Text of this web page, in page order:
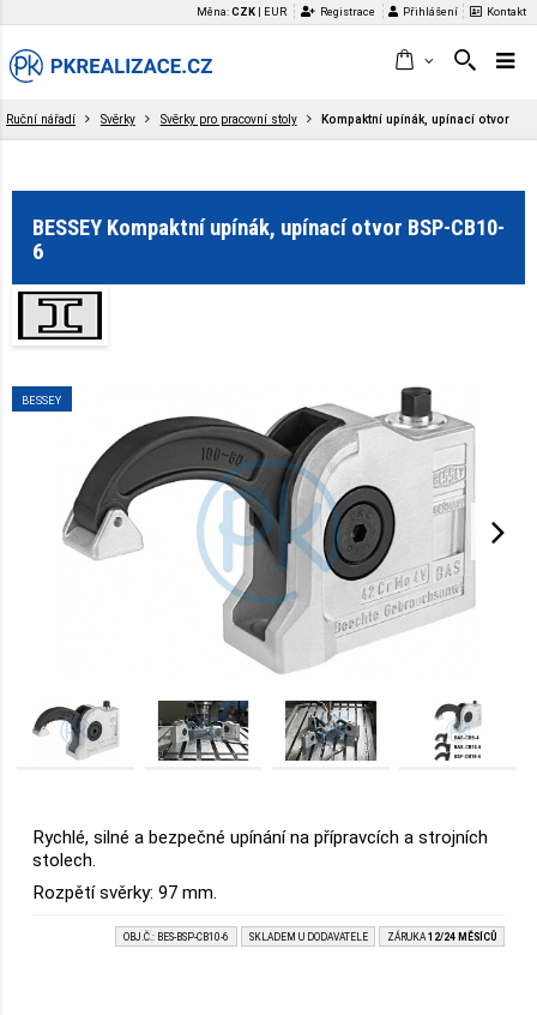
Měna:CZK EUR Registrace Přihlášení Kontakt
Ruční nářadí Svěrky Svěrky pro pracovní stoly Kompaktní upínák, upínací otvor
BESSEY Kompaktní upínák, upínací otvor BSP-CB10-
6
BESSEY
Rychlé, silné a bezpečné upínání na přípravcích a strojních
stolech.
Rozpětí svěrky: 97 mm.
OBJ.Č.: BES-BSP-CB10-6 SKLADEM U DODAVATELE ZÁRUKA 12/24 MĚSÍCŮ